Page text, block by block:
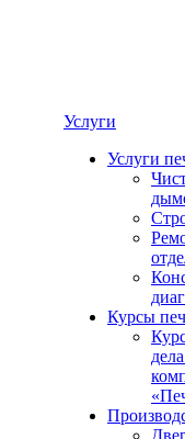
Услуги
Услуги
Курсы